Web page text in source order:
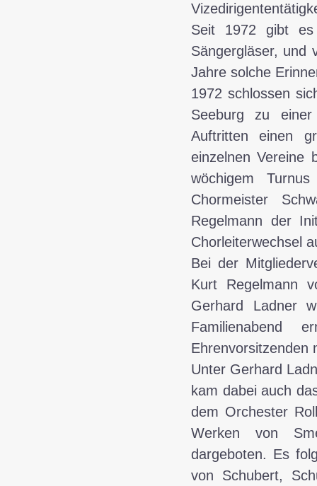
Seit 1972 gibt es
Sängergläser, und
Jahre solche
1972 schlossen
Seeburg zu einer
Auftritten einen
einzelnen Vereine
wöchigem
Chormeister
Regelmann der
Chorleiterwechsel
Bei der
Kurt Regelmann
Gerhard Ladner
Familienabend
Ehrenvorsitzenden
Unter Gerhard
kam dabei auch
dem Orchester
Werken von
dargeboten. Es
von Schubert,